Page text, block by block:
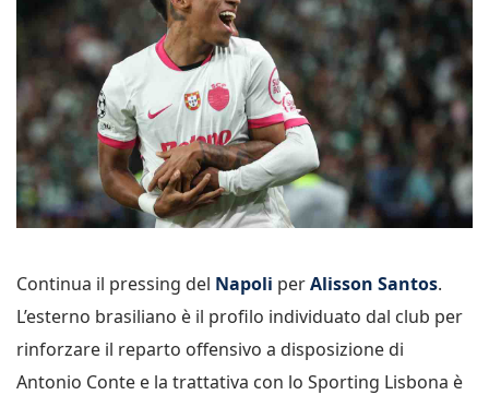
Continua il pressing del Napoli perAlisson Santos.
L’esterno brasiliano è il profilo individuato dal club per
rinforzare il reparto offensivo a disposizione di
Antonio Conte e la trattativa con lo Sporting Lisbona è